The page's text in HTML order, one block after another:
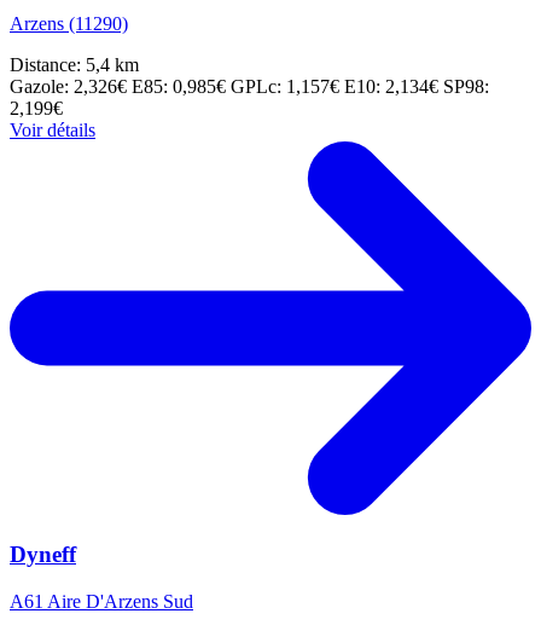
Arzens (11290)
Distance: 5,4 km
Gazole: 2,326€ E85: 0,985€ GPLc: 1,157€ E10: 2,134€ SP98:
2,199€
Voir détails
Dyneff
A61 Aire D'Arzens Sud